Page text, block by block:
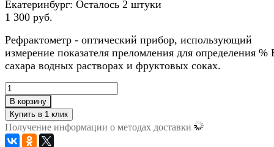
Екатеринбург: Осталось 2 штуки
1 300 руб.
Рефрактометр - оптический прибор, использующий
измерение показателя преломления для определения %
сахара водных растворах и фруктовых соках.
В корзину
Получение информации о методах доставки